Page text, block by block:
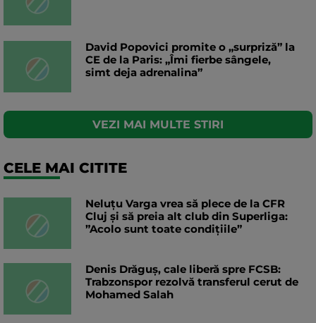
David Popovici promite o „surpriză” la
CE de la Paris: „Îmi fierbe sângele,
simt deja adrenalina”
VEZI MAI MULTE STIRI
CELE MAI CITITE
Neluțu Varga vrea să plece de la CFR
Cluj și să preia alt club din Superliga:
”Acolo sunt toate condițiile”
Denis Drăguș, cale liberă spre FCSB:
Trabzonspor rezolvă transferul cerut de
Mohamed Salah